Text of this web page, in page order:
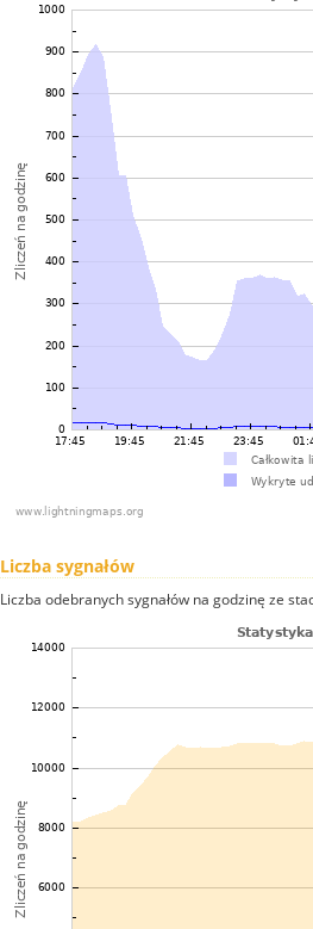
Liczba sygnałów
Liczba odebranych sygnałów na godzinę ze